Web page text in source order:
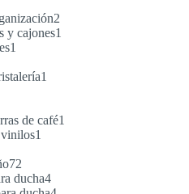
2
y cajones1
1
1
de café1
1
72
productos
ducha44